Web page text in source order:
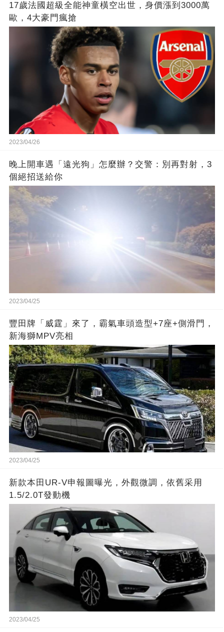
17歲法國超級全能神童橫空出世，身價漲到3000萬
歐，4大豪門瘋搶
2023/04/26
晚上開車遇「遠光狗」怎麼辦？交警：別再對射，3
個絕招送給你
2023/04/25
豐田牌「威霆」來了，霸氣車頭造型+7座+側滑門，
新海獅MPV亮相
2023/04/25
新款本田UR-V申報圖曝光，外觀微調，依舊采用
1.5/2.0T發動機
2023/04/25